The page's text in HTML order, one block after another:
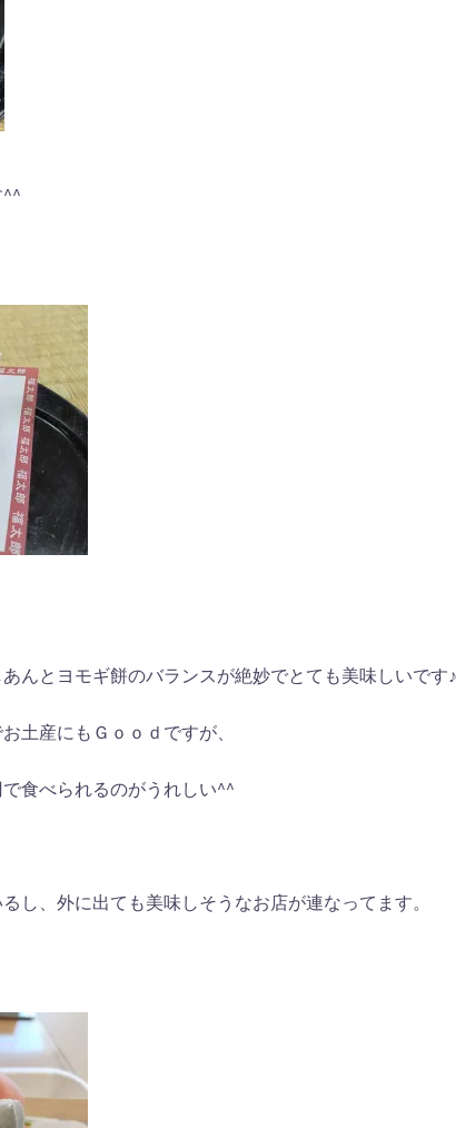
^^
んとヨモギ餅のバランスが絶妙でとても美味しいです♪
土産にもＧｏｏｄですが、
食べられるのがうれしい^^
し、外に出ても美味しそうなお店が連なってます。